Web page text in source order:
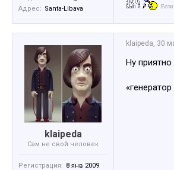
Адрес: Santa-Libava Если
klaipeda
Сам не свой человек
Регистрация: 8 янв 2009
klaipeda, 30
Ну приятно